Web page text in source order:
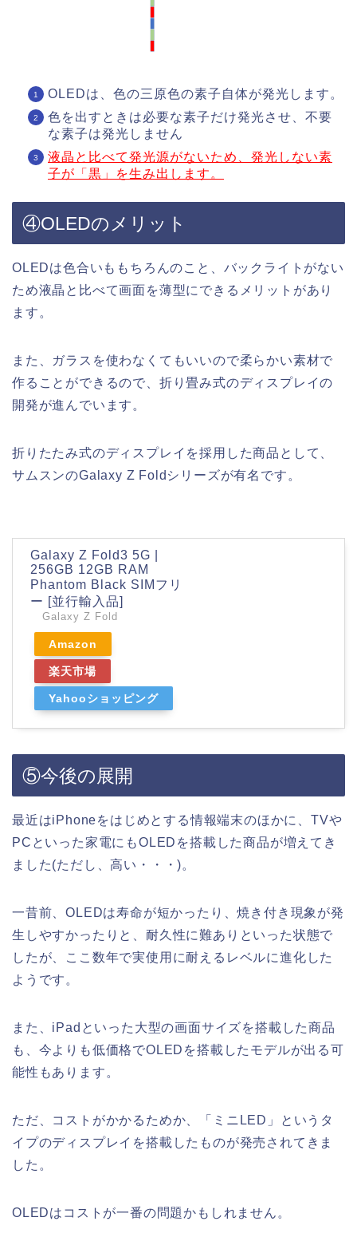
OLEDは、色の三原色の素子自体が発光します。
色を出すときは必要な素子だけ発光させ、不要
な素子は発光しません
液晶と比べて発光源がないため、発光しない素
子が「黒」を生み出します。
④OLEDのメリット
OLEDは色合いももちろんのこと、バックライトがない
ため液晶と比べて画面を薄型にできるメリットがあり
ます。
また、ガラスを使わなくてもいいので柔らかい素材で
作ることができるので、折り畳み式のディスプレイの
開発が進んでいます。
折りたたみ式のディスプレイを採用した商品として、
サムスンのGalaxy Z Foldシリーズが有名です。
Galaxy Z Fold3 5G |
256GB 12GB RAM
Phantom Black SIMフリ
ー [並行輸入品]
Galaxy Z Fold
Amazon
楽天市場
Yahooショッピング
⑤今後の展開
最近はiPhoneをはじめとする情報端末のほかに、TVや
PCといった家電にもOLEDを搭載した商品が増えてき
ました(ただし、高い・・・)。
一昔前、OLEDは寿命が短かったり、焼き付き現象が発
生しやすかったりと、耐久性に難ありといった状態で
したが、ここ数年で実使用に耐えるレベルに進化した
ようです。
また、iPadといった大型の画面サイズを搭載した商品
も、今よりも低価格でOLEDを搭載したモデルが出る可
能性もあります。
ただ、コストがかかるためか、「ミニLED」というタ
イプのディスプレイを搭載したものが発売されてきま
した。
OLEDはコストが一番の問題かもしれません。